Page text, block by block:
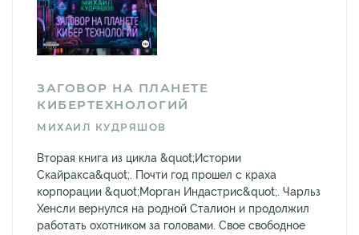
ЗАГОВОР НА ПЛАНЕТЕ
КИБЕРТЕХНОЛОГИЙ
МИХАИЛ КУДРЯШОВ
Вторая книга из цикла &quot;Истории
Скайракса&quot;. Почти год прошел с краха
корпорации &quot;Морган Индастрис&quot;. Чарльз
Хенсли вернулся на родной Сталион и продолжил
работать охотником за головами. Свое свободное